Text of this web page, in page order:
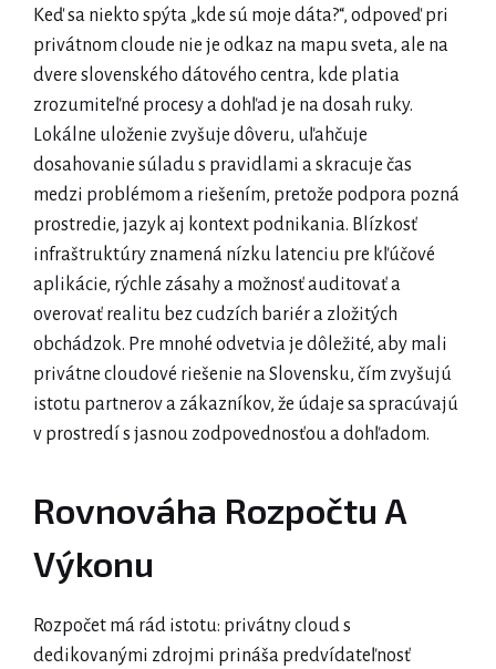
Keď sa niekto spýta „kde sú moje dáta?“, odpoveď pri
privátnom cloude nie je odkaz na mapu sveta, ale na
dvere slovenského dátového centra, kde platia
zrozumiteľné procesy a dohľad je na dosah ruky.
Lokálne uloženie zvyšuje dôveru, uľahčuje
dosahovanie súladu s pravidlami a skracuje čas
medzi problémom a riešením, pretože podpora pozná
prostredie, jazyk aj kontext podnikania. Blízkosť
infraštruktúry znamená nízku latenciu pre kľúčové
aplikácie, rýchle zásahy a možnosť auditovať a
overovať realitu bez cudzích bariér a zložitých
obchádzok. Pre mnohé odvetvia je dôležité, aby mali
privátne cloudové riešenie na Slovensku, čím zvyšujú
istotu partnerov a zákazníkov, že údaje sa spracúvajú
v prostredí s jasnou zodpovednosťou a dohľadom.
Rovnováha Rozpočtu A
Výkonu
Rozpočet má rád istotu: privátny cloud s
dedikovanými zdrojmi prináša predvídateľnosť